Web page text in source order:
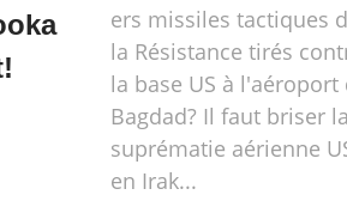
ers missiles tactiques
la Résistance tirés
la base US à l'aéroport
Bagdad? Il faut briser la
suprématie aérienne
en Irak...